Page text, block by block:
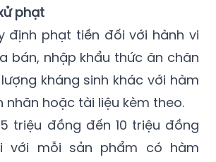
phạt
định phạt tiền đối với hành vi
bán, nhập khẩu thức ăn chăn
kháng sinh khác với hàm
nhãn hoặc tài liệu kèm theo.
triệu đồng đến 10 triệu đồng
với mỗi sản phẩm có hàm